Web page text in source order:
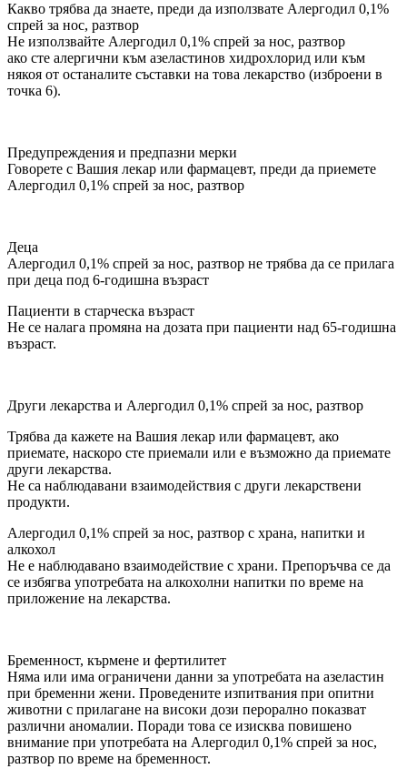
Какво трябва да знаете, преди да използвате Алергодил 0,1%
спрей за нос, разтвор
Не използвайте Алергодил 0,1% спрей за нос, разтвор
ако сте алергични към азеластинов хидрохлорид или към
някоя от останалите съставки на това лекарство (изброени в
точка 6).
Предупреждения и предпазни мерки
Говорете с Вашия лекар или фармацевт, преди да приемете
Алергодил 0,1% спрей за нос, разтвор
Деца
Алергодил 0,1% спрей за нос, разтвор не трябва да се прилага
при деца под 6-годишна възраст
Пациенти в старческа възраст
Не се налага промяна на дозата при пациенти над 65-годишна
възраст.
Други лекарства и Алергодил 0,1% спрей за нос, разтвор
Трябва да кажете на Вашия лекар или фармацевт, ако
приемате, наскоро сте приемали или е възможно да приемате
други лекарства.
Не са наблюдавани взаимодействия с други лекарствени
продукти.
Алергодил 0,1% спрей за нос, разтвор с храна, напитки и
алкохол
Не е наблюдавано взаимодействие с храни. Препоръчва се да
се избягва употребата на алкохолни напитки по време на
приложение на лекарства.
Бременност, кърмене и фертилитет
Няма или има ограничени данни за употребата на азеластин
при бременни жени. Проведените изпитвания при опитни
животни с прилагане на високи дози перорално показват
различни аномалии. Поради това се изисква повишено
внимание при употребата на Алергодил 0,1% спрей за нос,
разтвор по време на бременност.